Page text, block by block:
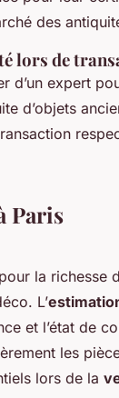
des
lors de
d’un expert
d’objets
Paris
la richesse
L’
et l’état de
les
lors de la